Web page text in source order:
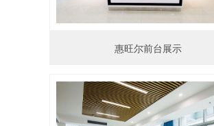
惠旺尔前台展示